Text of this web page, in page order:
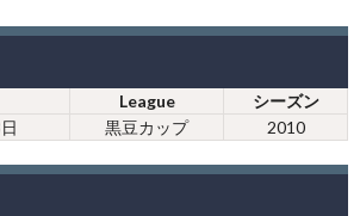
League
シーズン
黒豆カップ 2010